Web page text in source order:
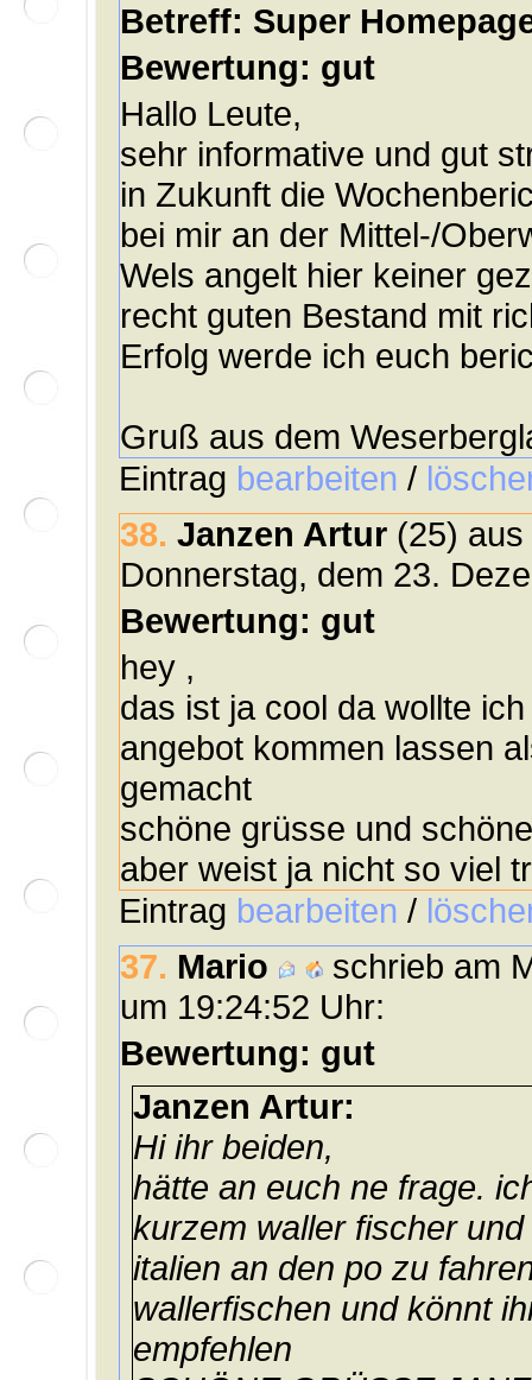
Betreff: Super
Bewertung: gut
Hallo Leute,
sehr informative und gut
in Zukunft die
bei mir an der Mittel-/
Wels angelt hier keiner
recht guten Bestand mit
Erfolg werde ich euch
Gruß aus dem
Eintrag bearbeiten /
38. Janzen Artur (25)
Donnerstag, dem 23.
Bewertung: gut
hey ,
das ist ja cool da wollte
angebot kommen lassen
gemacht
schöne grüsse und
aber weist ja nicht so viel
Eintrag bearbeiten /
37. Mario
schrieb am
um 19:24:52 Uhr:
Bewertung: gut
Janzen Artur:
Hi ihr beiden,
hätte an euch ne frage.
kurzem waller fischer
italien an den po zu
wallerfischen und könnt
empfehlen